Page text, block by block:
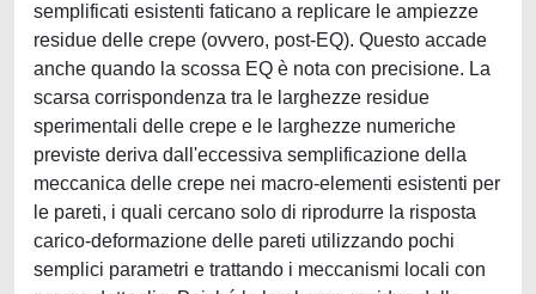
semplificati esistenti faticano a replicare le ampiezze
residue delle crepe (ovvero, post-EQ). Questo accade
anche quando la scossa EQ è nota con precisione. La
scarsa corrispondenza tra le larghezze residue
sperimentali delle crepe e le larghezze numeriche
previste deriva dall'eccessiva semplificazione della
meccanica delle crepe nei macro-elementi esistenti per
le pareti, i quali cercano solo di riprodurre la risposta
carico-deformazione delle pareti utilizzando pochi
semplici parametri e trattando i meccanismi locali con